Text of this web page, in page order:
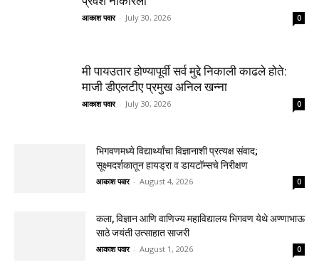
आकाश पवार - July 30, 2026 0
मी पायउतार होण्यापूर्वी सर्व मुद्दे निकाली काढले होते:
माजी डीएलटीए प्रमुख अनिल खन्ना
आकाश पवार - July 30, 2026 0
भिगवणमध्ये विद्यार्थ्यांचा विज्ञानाशी प्रत्यक्ष संवाद;
सूक्ष्मदर्शकातून हायड्रा व डायटॉम्सचे निरीक्षण
आकाश पवार - August 4, 2026 0
कला, विज्ञान आणि वाणिज्य महाविद्यालय भिगवण येथे अण्णाभाऊ
साठे जयंती उत्साहात साजरी
आकाश पवार - August 1, 2026 0